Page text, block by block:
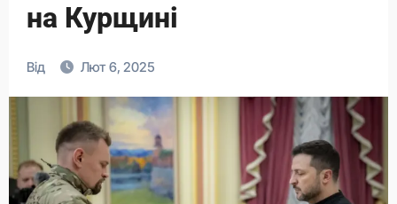
на Курщині
Від Лют 6, 2025